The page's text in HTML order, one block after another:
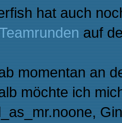
hat auch
auf
momentan an
möchte ich